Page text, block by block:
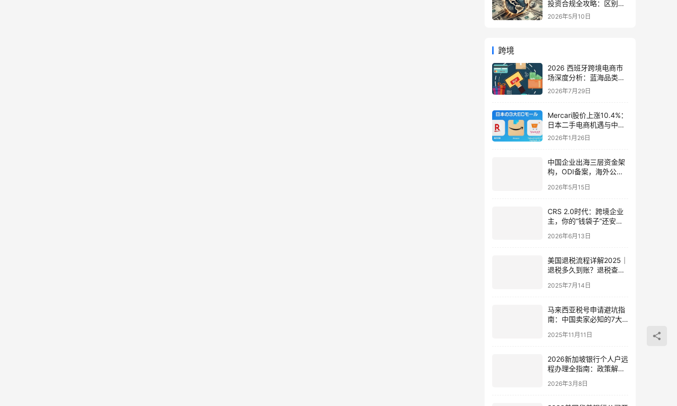
投资合规全攻略：区别、
备案流程与政策详解（附
2026年5月10日
跨境
2026 西班牙跨境电商市
场深度分析：蓝海品类、
本土入驻与运营指南 |
IngStart
2026年7月29日
Mercari股价上涨10.4%：
日本二手电商机遇与中国
卖家战略指南（26年最
2026年1月26日
中国企业出海三层资金架
构，ODI备案，海外公司
2026年5月15日
CRS 2.0时代：跨境企业
主，你的“钱袋子”还安全
2026年6月13日
美国退税流程详解2025｜
退税多久到账？退税查询
2025年7月14日
马来西亚税号申请避坑指
南：中国卖家必知的7大
2025年11月11日
2026新加坡银行个人户远
程办理全指南：政策解
者的合规机遇
2026年3月8日